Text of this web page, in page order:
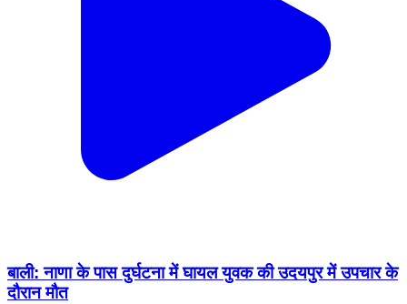
बाली: नाणा के पास दुर्घटना में घायल युवक की उदयपुर में उपचार के
दौरान मौत